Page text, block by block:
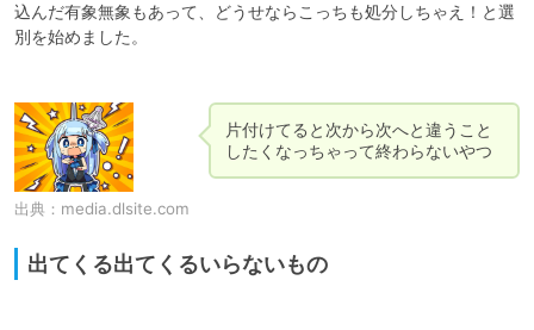
込んだ有象無象もあって、どうせならこっちも処分しちゃえ！と選
別を始めました。
出典： media.dlsite.com
片付けてると次から次へと違うこと
出てくる出てくるいらないもの